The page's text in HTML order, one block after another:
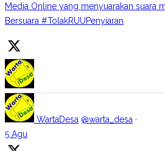
Media Online yang menyuarakan suara
Bersuara #TolakRUUPenyiaran
WartaDesa @warta_desa ·
5 Agu